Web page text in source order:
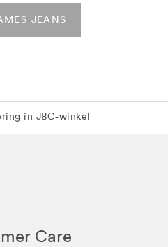
JEANS
pakket
in JBC-winkel
Care